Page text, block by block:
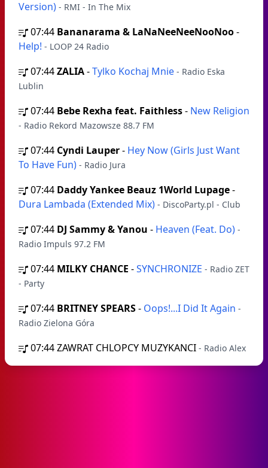
Version) - RMI - In The Mix
07:44 Bananarama & LaNaNeeNeeNooNoo-
Help! - LOOP 24 Radio
07:44ZALIA-Tylko Kochaj Mnie - Radio Eska
Lublin
07:44 Bebe Rexha feat. Faithless- New Religion
- Radio Rekord Mazowsze 88.7 FM
07:44 Cyndi Lauper- Hey Now (Girls Just Want
To Have Fun) - Radio Jura
07:44 Daddy Yankee Beauz 1World Lupage-
Dura Lambada (Extended Mix) - DiscoParty.pl - Club
07:44 DJ Sammy & Yanou - Heaven (Feat. Do) -
Radio Impuls 97.2 FM
07:44 MILKY CHANCE -SYNCHRONIZE - Radio ZET
- Party
07:44 BRITNEY SPEARS- Oops!...I Did It Again -
Radio Zielona Góra
07:44ZAWRAT CHLOPCY MUZYKANCI - Radio Alex